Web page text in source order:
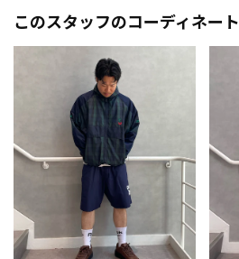
このスタッフのコーディネート